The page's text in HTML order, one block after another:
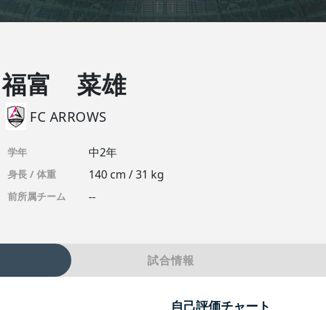
福富 菜雄
FC ARROWS
学年 中2年
身長 / 体重 140 cm / 31 kg
前所属チーム --
試合情報
自己評価チャート